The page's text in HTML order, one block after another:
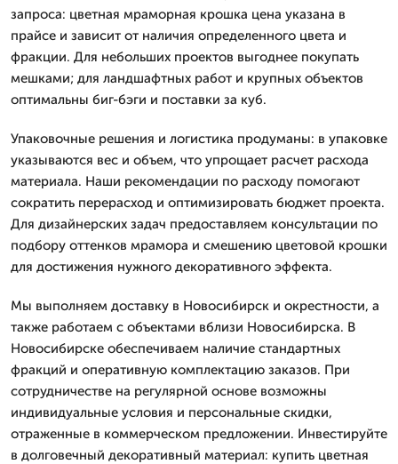
запроса: цветная мраморная крошка цена указана в
прайсе и зависит от наличия определенного цвета и
фракции. Для небольших проектов выгоднее покупать
мешками; для ландшафтных работ и крупных объектов
оптимальны биг-бэги и поставки за куб.
Упаковочные решения и логистика продуманы: в упаковке
указываются вес и объем, что упрощает расчет расхода
материала. Наши рекомендации по расходу помогают
сократить перерасход и оптимизировать бюджет проекта.
Для дизайнерских задач предоставляем консультации по
подбору оттенков мрамора и смешению цветовой крошки
для достижения нужного декоративного эффекта.
Мы выполняем доставку в Новосибирск и окрестности, а
также работаем с объектами вблизи Новосибирска. В
Новосибирске обеспечиваем наличие стандартных
фракций и оперативную комплектацию заказов. При
сотрудничестве на регулярной основе возможны
индивидуальные условия и персональные скидки,
отраженные в коммерческом предложении. Инвестируйте
в долговечный декоративный материал: купить цветная